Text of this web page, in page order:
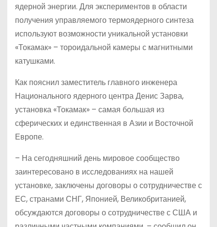
ядерной энергии. Для экспериментов в области
получения управляемого термоядерного синтеза
используют возможности уникальной установки
«Токамак» – тороидальной камеры с магнитными
катушками.
Как пояснил заместитель главного инженера
Национального ядерного центра Денис Зарва,
установка «Токамак» – самая большая из
сферических и единственная в Азии и Восточной
Европе.
– На сегодняшний день мировое сообщество
заинтересовано в исследованиях на нашей
установке, заключены договоры о сотрудничестве с
ЕС, странами СНГ, Японией, Великобританией,
обсуждаются договоры о сотрудничестве с США и